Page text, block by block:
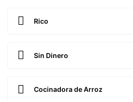
Rico
Sin Dinero
Cocinadora de Arroz